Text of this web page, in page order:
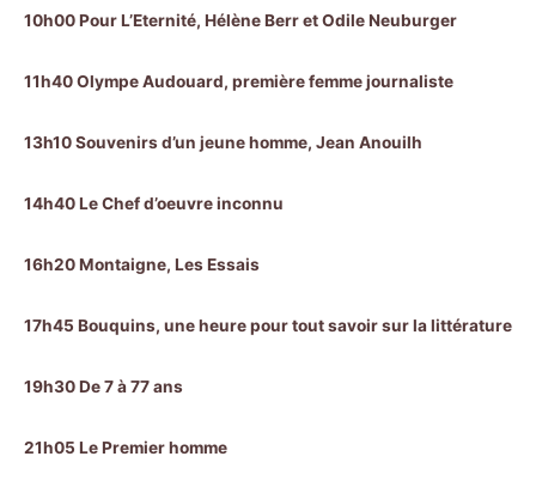
10h00 Pour L’Eternité, Hélène Berr et Odile Neuburger
11h40 Olympe Audouard, première femme journaliste
13h10 Souvenirs d’un jeune homme, Jean Anouilh
14h40 Le Chef d’oeuvre inconnu
16h20 Montaigne, Les Essais
17h45 Bouquins, une heure pour tout savoir sur la littérature
19h30 De 7 à 77 ans
21h05 Le Premier homme